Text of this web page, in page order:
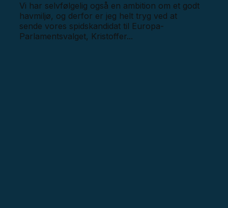
Vi har selvfølgelig også en ambition om et godt
havmiljø, og derfor er jeg helt tryg ved at
sende vores spidskandidat til Europa-
Parlamentsvalget, Kristoffer...